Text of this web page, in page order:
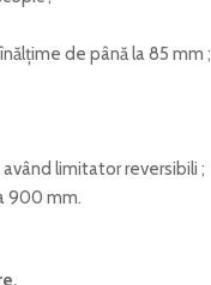
de până la 85 mm ;
limitator reversibili ;
900 mm.
.